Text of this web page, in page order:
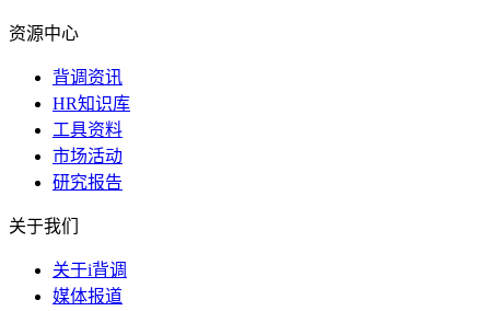
资源中心
背调资讯
HR知识库
工具资料
市场活动
研究报告
关于我们
关于i背调
媒体报道